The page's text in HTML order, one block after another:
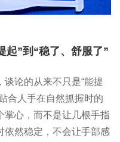
起”到“稳了、舒服了”
论的从来不只是“能提
合人手在自然抓握时的
掌心，而不是让几根手指
依然稳定，不会让手部感